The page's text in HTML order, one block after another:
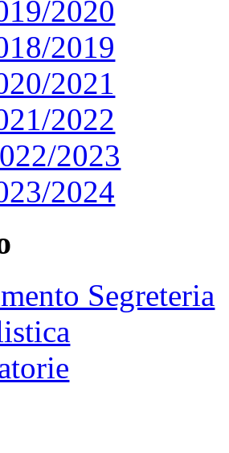
2020
2019
2021
2022
2023
2024
Segreteria